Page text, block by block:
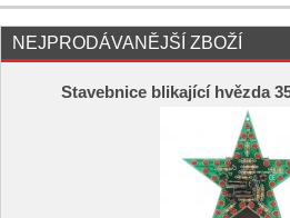
NEJPRODÁVANĚJŠÍ ZBOŽÍ
Stavebnice blikající hvězda